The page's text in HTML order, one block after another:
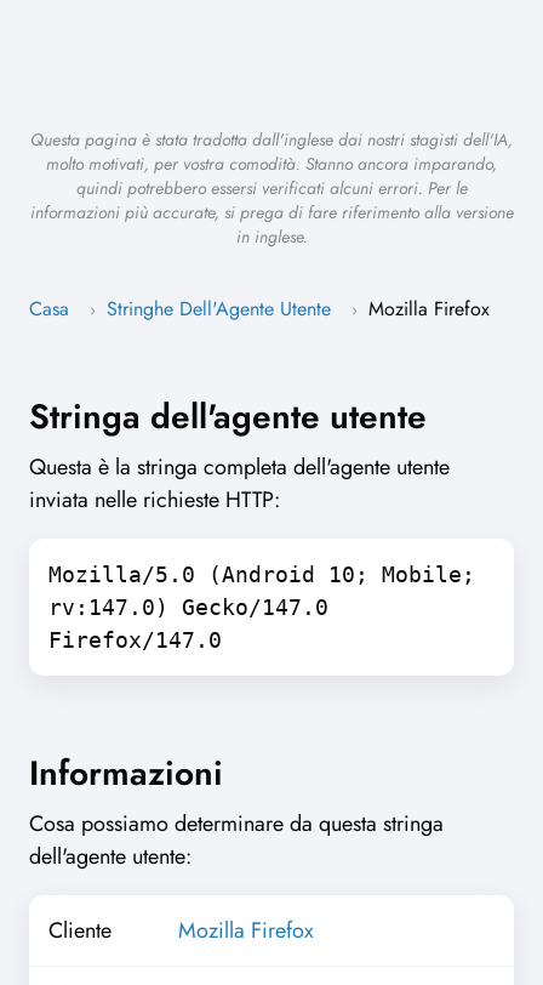
Questa pagina è stata tradotta dall'inglese dai nostri stagisti dell'IA,
molto motivati, per vostra comodità. Stanno ancora imparando,
quindi potrebbero essersi verificati alcuni errori. Per le
informazioni più accurate, si prega di fare riferimento alla versione
in inglese.
Casa › Stringhe Dell'Agente Utente › Mozilla Firefox
Stringa dell'agente utente
Questa è la stringa completa dell'agente utente
inviata nelle richieste HTTP:
Mozilla/5.0 (Android 10; Mobile;
rv:147.0) Gecko/147.0
Firefox/147.0
Informazioni
Cosa possiamo determinare da questa stringa
dell'agente utente:
Cliente Mozilla Firefox